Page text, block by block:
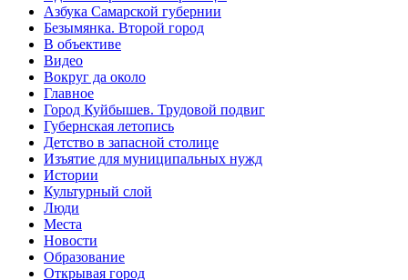
Азбука Самарской губернии
Безымянка. Второй город
В объективе
Видео
Вокруг да около
Главное
Город Куйбышев. Трудовой подвиг
Губернская летопись
Детство в запасной столице
Изъятие для муниципальных нужд
Истории
Культурный слой
Люди
Места
Новости
Образование
Открывая город